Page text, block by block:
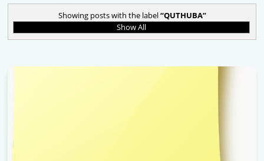
Showing posts with the label QUTHUBA
Show All